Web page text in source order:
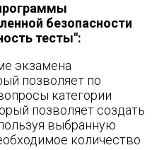
безопасности
тесты":
экзамена
позволяет по
категории
позволяет создать
выбранную
количество